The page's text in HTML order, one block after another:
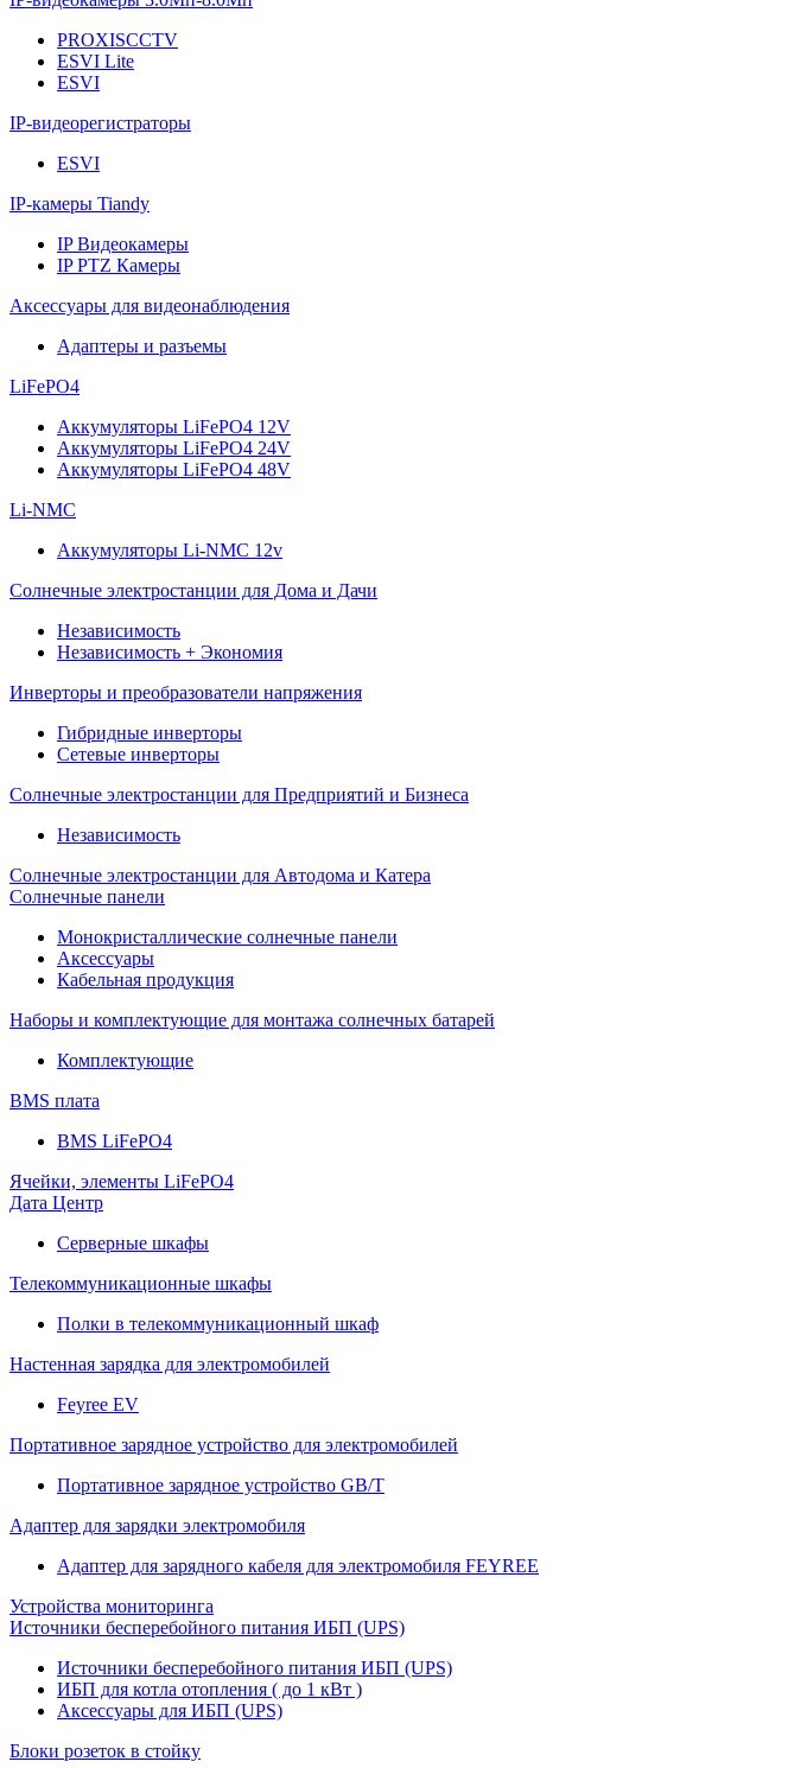
PROXISCCTV
ESVI Lite
ESVI
IP-видеорегистраторы
ESVI
IP-камеры Tiandy
IP Видеокамеры
IP PTZ Камеры
Аксессуары для видеонаблюдения
Адаптеры и разъемы
LiFePO4
Аккумуляторы LiFePO4 12V
Аккумуляторы LiFePO4 24V
Аккумуляторы LiFePO4 48V
Li-NMC
Аккумуляторы Li-NMC 12v
Солнечные электростанции для Дома и Дачи
Независимость
Независимость + Экономия
Инверторы и преобразователи напряжения
Гибридные инверторы
Сетевые инверторы
Солнечные электростанции для Предприятий и Бизнеса
Независимость
Солнечные электростанции для Автодома и Катера
Солнечные панели
Монокристаллические солнечные панели
Аксессуары
Кабельная продукция
Наборы и комплектующие для монтажа солнечных батарей
Комплектующие
BMS плата
BMS LiFePO4
Ячейки, элементы LiFePO4
Дата Центр
Серверные шкафы
Телекоммуникационные шкафы
Полки в телекоммуникационный шкаф
Настенная зарядка для электромобилей
Feyree EV
Портативное зарядное устройство для электромобилей
Портативное зарядное устройство GB/T
Адаптер для зарядки электромобиля
Адаптер для зарядного кабеля для электромобиля FEYREE
Устройства мониторинга
Источники бесперебойного питания ИБП (UPS)
Источники бесперебойного питания ИБП (UPS)
ИБП для котла отопления ( до 1 кВт )
Аксессуары для ИБП (UPS)
Блоки розеток в стойку